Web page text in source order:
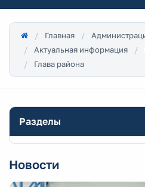
Главная
Актуальная информация
Глава района
Разделы
Новости